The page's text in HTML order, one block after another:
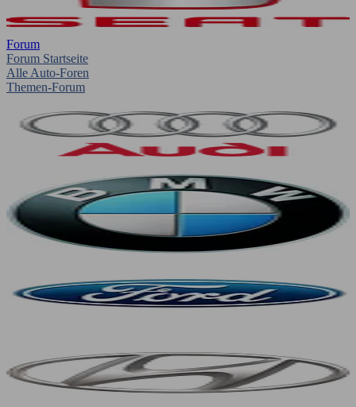
Forum
Forum Startseite
Alle Auto-Foren
Themen-Forum